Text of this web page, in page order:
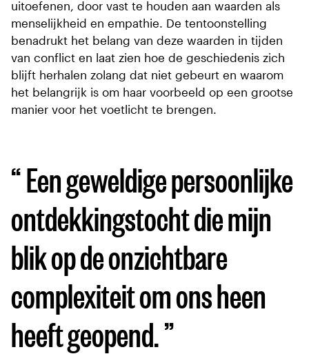
uitoefenen, door vast te houden aan waarden als
menselijkheid en empathie. De tentoonstelling
benadrukt het belang van deze waarden in tijden
van conflict en laat zien hoe de geschiedenis zich
blijft herhalen zolang dat niet gebeurt en waarom
het belangrijk is om haar voorbeeld op een grootse
manier voor het voetlicht te brengen.
Een geweldige persoonlijke
ontdekkingstocht die mijn
blik op de onzichtbare
complexiteit om ons heen
heeft geopend.